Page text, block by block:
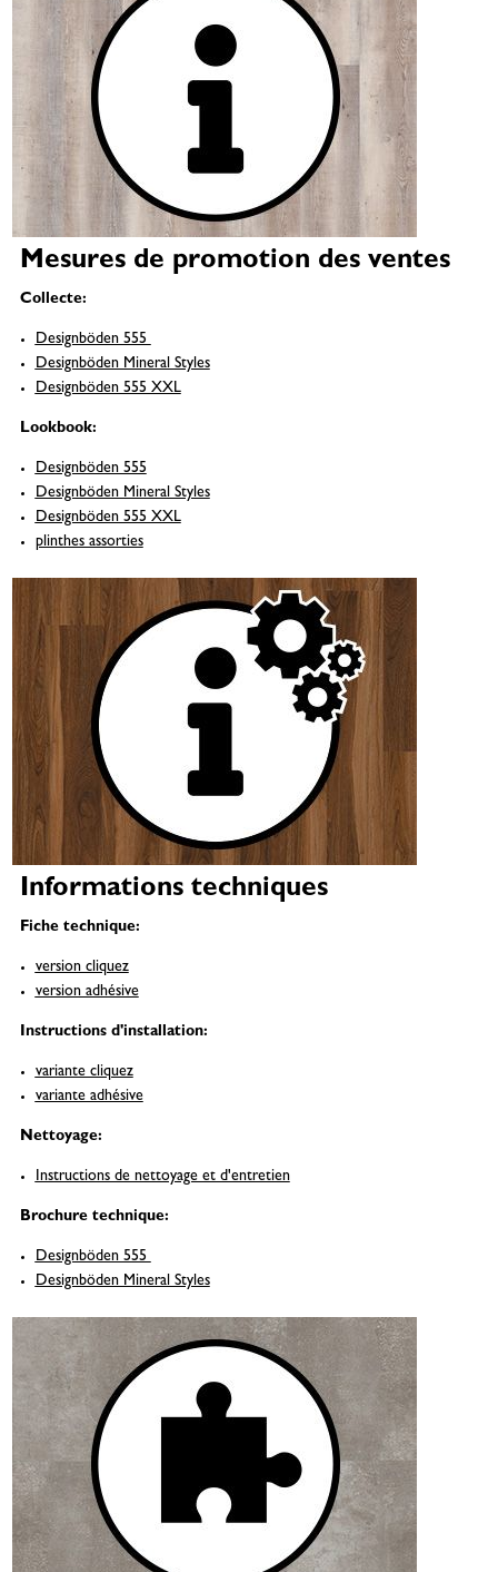
Mesures de promotion des ventes
Collecte:
Designböden 555
Designböden Mineral Styles
Designböden 555 XXL
Lookbook:
Designböden 555
Designböden Mineral Styles
Designböden 555 XXL
plinthes assorties
Informations techniques
Fiche technique:
version cliquez
version adhésive
Instructions d'installation:
variante cliquez
variante adhésive
Nettoyage:
Instructions de nettoyage et d'entretien
Brochure technique:
Designböden 555
Designböden Mineral Styles